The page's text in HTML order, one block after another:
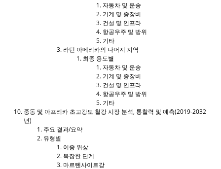
자동차 및 운송
기계 및 중장비
건설 및 인프라
항공우주 및 방위
기타
라틴 아메리카의 나머지 지역
최종 용도별
자동차 및 운송
기계 및 중장비
건설 및 인프라
항공우주 및 방위
기타
중동 및 아프리카 초고강도 철강 시장 분석, 통찰력 및 예측(2019-2032
년)
주요 결과/요약
유형별
이중 위상
복잡한 단계
마르텐사이트강